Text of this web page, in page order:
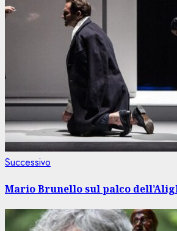
Successivo
Mario Brunello sul palco